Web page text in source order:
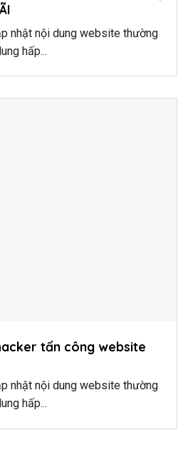
nhật nội dung website thường
hấp...
tấn công website
nhật nội dung website thường
hấp...